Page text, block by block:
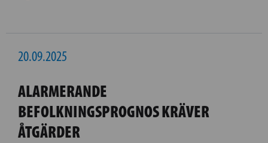
20.09.2025
ALARMERANDE
BEFOLKNINGSPROGNOS KRÄVER
ÅTGÄRDER